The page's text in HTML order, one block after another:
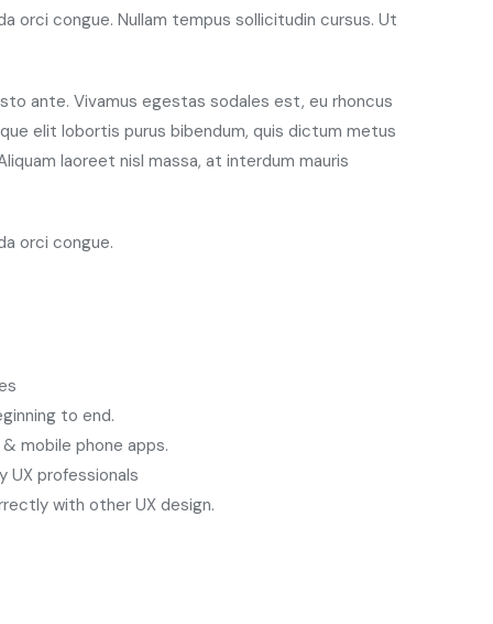
orci congue. Nullam tempus sollicitudin cursus. Ut
ante. Vivamus egestas sodales est, eu rhoncus
elit lobortis purus bibendum, quis dictum metus
laoreet nisl massa, at interdum mauris
orci congue.
to end.
mobile phone apps.
UX professionals
with other UX design.